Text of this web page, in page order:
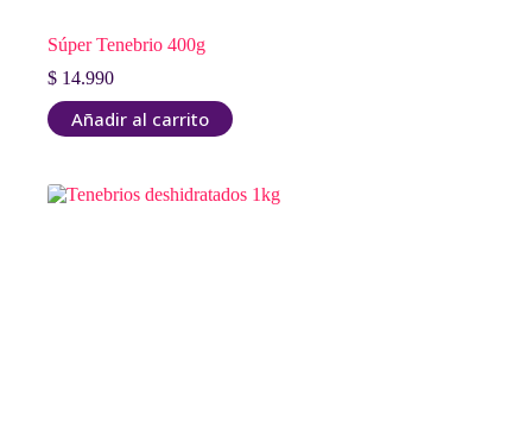
Súper Tenebrio 400g
$ 14.990
Añadir al carrito